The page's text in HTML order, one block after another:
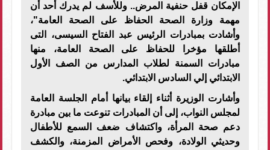
الإمكان قفل حنفية المرض.. وللأسف لم يدرك أحد أن
مهمة وزارة الصحة الحفاظ على الصحة العامة"،
وأشادت بمبادرات الرئيس عبد الفتاح السيسى، التى
أطلقها مؤخرا للحفاظ على الصحة العامة، منها
مبادرات السمنة لطلاب المدارس من الصف الأول
الابتدائي إلي السادس الابتدائي.
وأشارت الوزيرة أثناء إلقاء بيانها أمام الجلسة العامة
لمجلس النواب، إلى أن المبادرات تنوعت ما بين مبادرة
دعم صحة المرأة، واكتشاف ضعف السمع للأطفال
وحديثي الولادة، وفحص الأمراض المزمنة، والكشف